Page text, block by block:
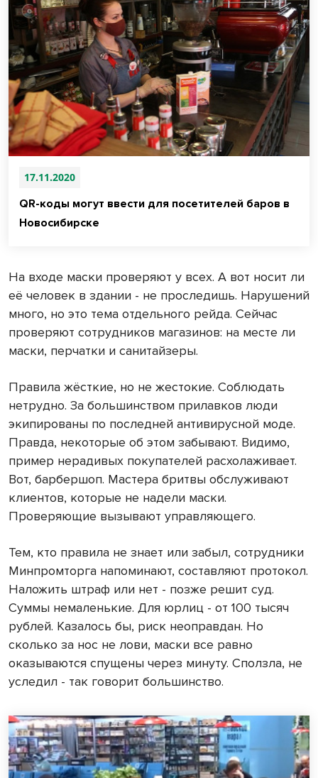
17.11.2020
QR-коды могут ввести для посетителей баров в
Новосибирске
На входе маски проверяют у всех. А вот носит ли
её человек в здании - не проследишь. Нарушений
много, но это тема отдельного рейда. Сейчас
проверяют сотрудников магазинов: на месте ли
маски, перчатки и санитайзеры.
Правила жёсткие, но не жестокие. Соблюдать
нетрудно. За большинством прилавков люди
экипированы по последней антивирусной моде.
Правда, некоторые об этом забывают. Видимо,
пример нерадивых покупателей расхолаживает.
Вот, барбершоп. Мастера бритвы обслуживают
клиентов, которые не надели маски.
Проверяющие вызывают управляющего.
Тем, кто правила не знает или забыл, сотрудники
Минпромторга напоминают, составляют протокол.
Наложить штраф или нет - позже решит суд.
Суммы немаленькие. Для юрлиц - от 100 тысяч
рублей. Казалось бы, риск неоправдан. Но
сколько за нос не лови, маски все равно
оказываются спущены через минуту. Сползла, не
уследил - так говорит большинство.